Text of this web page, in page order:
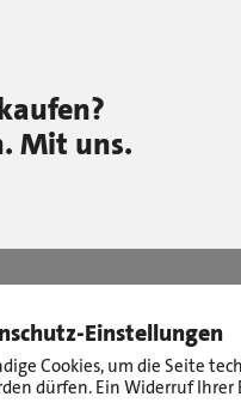
Mit uns.
Einstellungen
Cookies, um die Seite
dürfen. Ein Widerruf